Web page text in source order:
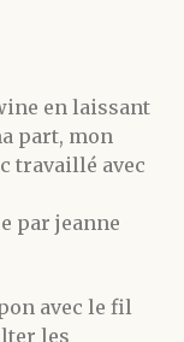
en laissant
part, mon
travaillé avec
avec le fil
les